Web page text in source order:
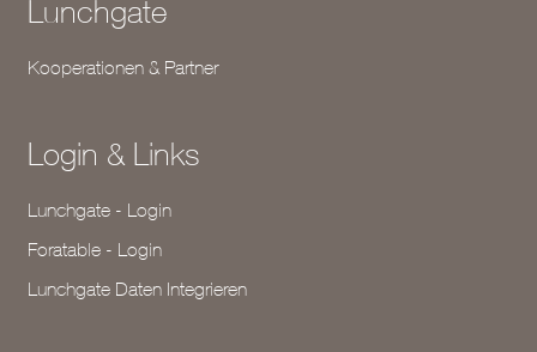
Lunchgate
Kooperationen & Partner
Login & Links
Lunchgate - Login
Foratable - Login
Lunchgate Daten Integrieren